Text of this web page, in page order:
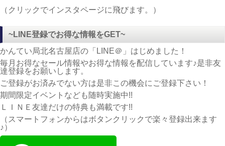
（クリックでインスタページに飛びます。）
~LINE登録でお得な情報をGET~
かんてい局北名古屋店の「LINE＠」はじめました！
毎月お得なセール情報やお得な情報を配信しています♪是非友
達登録をお願いします。
ご登録がお済みでない方は是非この機会にご登録下さい！
期間限定イベントなども随時実施中!!
ＬＩＮＥ友達だけの特典も満載です!!
（スマートフォンからはボタンクリックで楽々登録出来ます
♪）